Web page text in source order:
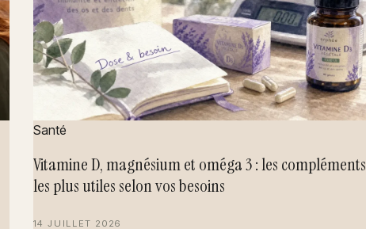
Santé
Vitamine D, magnésium et oméga 3 : les compléments
les plus utiles selon vos besoins
14 JUILLET 2026